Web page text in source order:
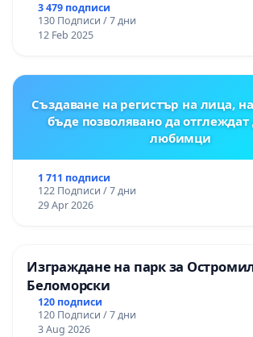
3 479 подписи
130 Подписи / 7 дни
12 Feb 2025
Създаване на регистър на лица,
бъде позволявано да
любимци
1 711 подписи
122 Подписи / 7 дни
29 Apr 2026
Изграждане на парк за
Беломорски
120 подписи
120 Подписи / 7 дни
3 Aug 2026